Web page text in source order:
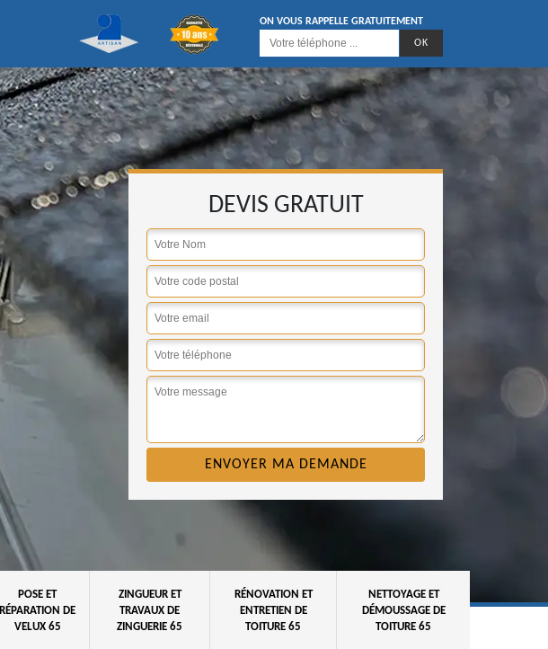
ON VOUS RAPPELLE GRATUITEMENT
DEVIS GRATUIT
POSE ET
RÉPARATION DE
VELUX 65
ZINGUEUR ET
TRAVAUX DE
ZINGUERIE 65
RÉNOVATION ET
ENTRETIEN DE
TOITURE 65
NETTOYAGE ET
DÉMOUSSAGE DE
TOITURE 65